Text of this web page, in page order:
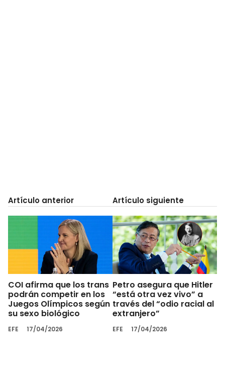
Artículo anterior
COI afirma que los trans
podrán competir en los
Juegos Olímpicos según
su sexo biológico
EFE 17/04/2026
Artículo siguiente
Petro asegura que Hitler
“está otra vez vivo” a
través del “odio racial al
extranjero”
EFE 17/04/2026